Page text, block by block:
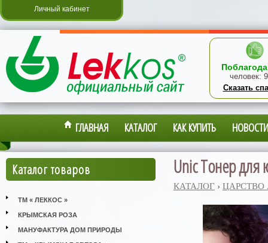
Личный кабинет
человек:
Сказать
ГЛАВНАЯ КАТАЛОГ КАК КУПИТЬ НОВОСТИ
Каталог товаров
ТМ « ЛЕККОС »
КРЫМСКАЯ РОЗА
МАНУФАКТУРА ДОМ ПРИРОДЫ
Unic Тонер для
КАТАЛОГ › ЦАРСТВО